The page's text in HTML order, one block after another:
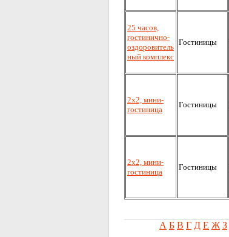
25 часов,
гостинично-
оздоровитель
ный комплекс
Гостиницы
2х2, мини-
гостиница
Гостиницы
2х2, мини-
гостиница
Гостиницы
А Б В Г Д Е Ж З